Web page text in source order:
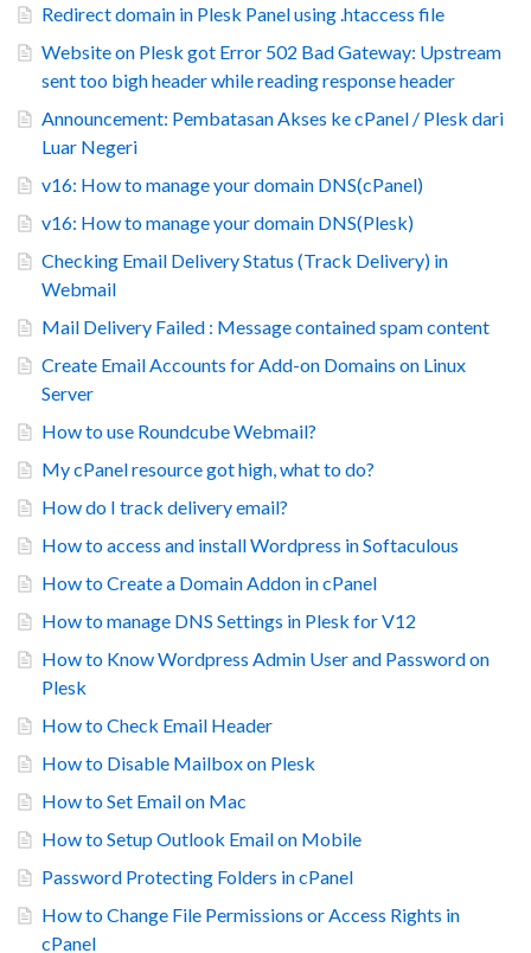
Redirect domain in Plesk Panel using .htaccess file
Website on Plesk got Error 502 Bad Gateway: Upstream
sent too bigh header while reading response header
Announcement: Pembatasan Akses ke cPanel / Plesk dari
Luar Negeri
v16: How to manage your domain DNS(cPanel)
v16: How to manage your domain DNS(Plesk)
Checking Email Delivery Status (Track Delivery) in
Webmail
Mail Delivery Failed : Message contained spam content
Create Email Accounts for Add-on Domains on Linux
Server
How to use Roundcube Webmail?
My cPanel resource got high, what to do?
How do I track delivery email?
How to access and install Wordpress in Softaculous
How to Create a Domain Addon in cPanel
How to manage DNS Settings in Plesk for V12
How to Know Wordpress Admin User and Password on
Plesk
How to Check Email Header
How to Disable Mailbox on Plesk
How to Set Email on Mac
How to Setup Outlook Email on Mobile
Password Protecting Folders in cPanel
How to Change File Permissions or Access Rights in
cPanel